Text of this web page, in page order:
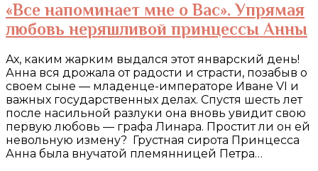
«Все напоминает мне о Вас». Упрямая
любовь неряшливой принцессы Анны
Ах, каким жарким выдался этот январский день!
Анна вся дрожала от радости и страсти, позабыв о
своем сыне — младенце-императоре Иване VI и
важных государственных делах. Спустя шесть лет
после насильной разлуки она вновь увидит свою
первую любовь — графа Линара. Простит ли он ей
невольную измену? Грустная сирота Принцесса
Анна была внучатой племянницей Петра…